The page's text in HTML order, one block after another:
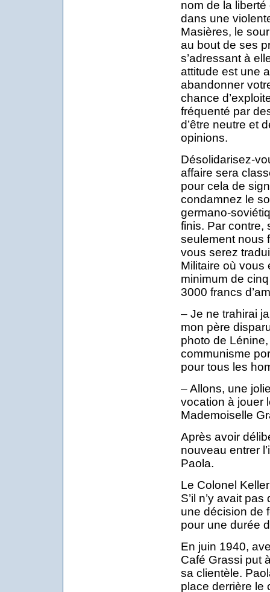
nom de la
dans une
Masières, le
au bout de ses
s’adressant à
attitude est une
abandonner
chance
fréquenté par
d’être neutre et
opinions.
Désolidarisez-
affaire sera
pour cela de
condamnez le
germano-
finis. Par contre,
seulement nous
vous serez
Militaire où vous
minimum de
3000 francs
– Je ne trahirai
mon père
photo de Lénine,
communisme
pour tous les
– Allons, une
vocation à jouer
Mademoiselle
Après avoir
nouveau entrer
Paola.
Le Colonel
S’il n’y avait
une décision de
pour une durée
En juin 1940,
Café Grassi put
sa clientèle.
place derrière le